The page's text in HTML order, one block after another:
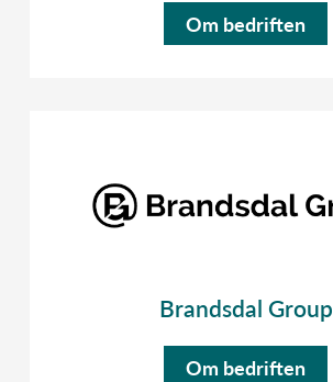
Om bedriften
Brandsdal Group
Om bedriften